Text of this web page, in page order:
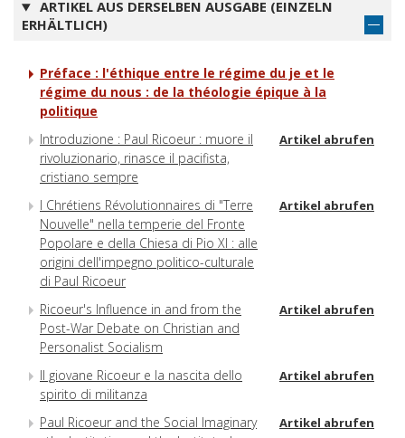
ARTIKEL AUS DERSELBEN AUSGABE (EINZELN
ERHÄLTLICH)
Préface : l'éthique entre le régime du je et le
régime du nous : de la théologie épique à la
politique
Introduzione : Paul Ricoeur : muore il
rivoluzionario, rinasce il pacifista,
cristiano sempre
Artikel abrufen
I Chrétiens Révolutionnaires di "Terre
Nouvelle" nella temperie del Fronte
Popolare e della Chiesa di Pio XI : alle
origini dell'impegno politico-culturale
di Paul Ricoeur
Artikel abrufen
Ricoeur's Influence in and from the
Post-War Debate on Christian and
Personalist Socialism
Artikel abrufen
Il giovane Ricoeur e la nascita dello
spirito di militanza
Artikel abrufen
Paul Ricoeur and the Social Imaginary
Artikel abrufen